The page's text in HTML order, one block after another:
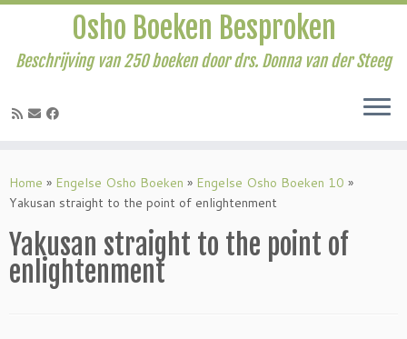
naar
inhoud
Osho Boeken Besproken
Beschrijving van 250 boeken door drs. Donna van der Steeg
Home » Engelse Osho Boeken » Engelse Osho Boeken 10 »
Yakusan straight to the point of enlightenment
Yakusan straight to the point of
enlightenment